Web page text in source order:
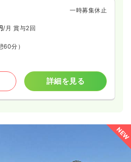
一時募集休止
/月 賞与2回
60分）
詳細を見る
NEW